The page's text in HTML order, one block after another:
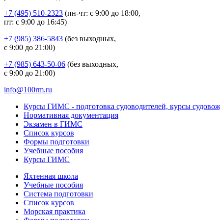
+7 (495) 510-2323 (пн-чт: с 9:00 до 18:00,
пт: с 9:00 до 16:45)
+7 (985) 386-5843 (без выходных,
с 9:00 до 21:00)
+7 (985) 643-50-06 (без выходных,
с 9:00 до 21:00)
info@100rm.ru
Курсы ГИМС - подготовка судоводителей, курсы
Нормативная документация
Экзамен в ГИМС
Список курсов
Формы подготовки
Учебные пособия
Курсы ГИМС
Яхтенная школа
Учебные пособия
Cистема подготовки
Список курсов
Морская практика